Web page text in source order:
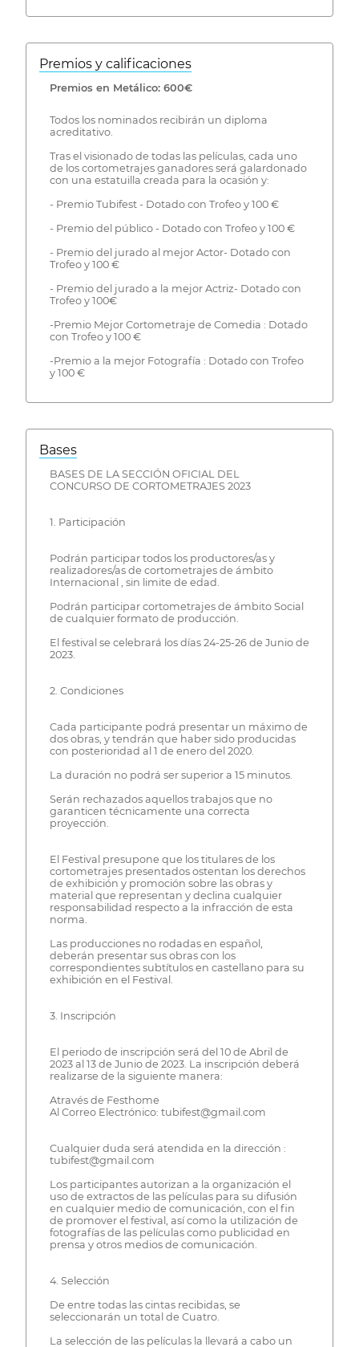
Premios y calificaciones
Premios en Metálico: 600€
Todos los nominados recibirán un diploma
acreditativo.
Tras el visionado de todas las películas, cada uno
de los cortometrajes ganadores será galardonado
con una estatuilla creada para la ocasión y:
- Premio Tubifest - Dotado con Trofeo y 100 €
- Premio del público - Dotado con Trofeo y 100 €
- Premio del jurado al mejor Actor- Dotado con
Trofeo y 100 €
- Premio del jurado a la mejor Actriz- Dotado con
Trofeo y 100€
-Premio Mejor Cortometraje de Comedia : Dotado
con Trofeo y 100 €
-Premio a la mejor Fotografía : Dotado con Trofeo
y 100 €
Bases
BASES DE LA SECCIÓN OFICIAL DEL
CONCURSO DE CORTOMETRAJES 2023
1. Participación
Podrán participar todos los productores/as y
realizadores/as de cortometrajes de ámbito
Internacional , sin limite de edad.
Podrán participar cortometrajes de ámbito Social
de cualquier formato de producción.
El festival se celebrará los días 24-25-26 de Junio de
2023.
2. Condiciones
Cada participante podrá presentar un máximo de
dos obras, y tendrán que haber sido producidas
con posterioridad al 1 de enero del 2020.
La duración no podrá ser superior a 15 minutos.
Serán rechazados aquellos trabajos que no
garanticen técnicamente una correcta
proyección.
El Festival presupone que los titulares de los
cortometrajes presentados ostentan los derechos
de exhibición y promoción sobre las obras y
material que representan y declina cualquier
responsabilidad respecto a la infracción de esta
norma.
Las producciones no rodadas en español,
deberán presentar sus obras con los
correspondientes subtítulos en castellano para su
exhibición en el Festival.
3. Inscripción
El periodo de inscripción será del 10 de Abril de
2023 al 13 de Junio de 2023. La inscripción deberá
realizarse de la siguiente manera:
Através de Festhome
Al Correo Electrónico: tubifest@gmail.com
Cualquier duda será atendida en la dirección :
tubifest@gmail.com
Los participantes autorizan a la organización el
uso de extractos de las películas para su difusión
en cualquier medio de comunicación, con el fin
de promover el festival, así como la utilización de
fotografías de las películas como publicidad en
prensa y otros medios de comunicación.
4. Selección
De entre todas las cintas recibidas, se
seleccionarán un total de Cuatro.
La selección de las películas la llevará a cabo un